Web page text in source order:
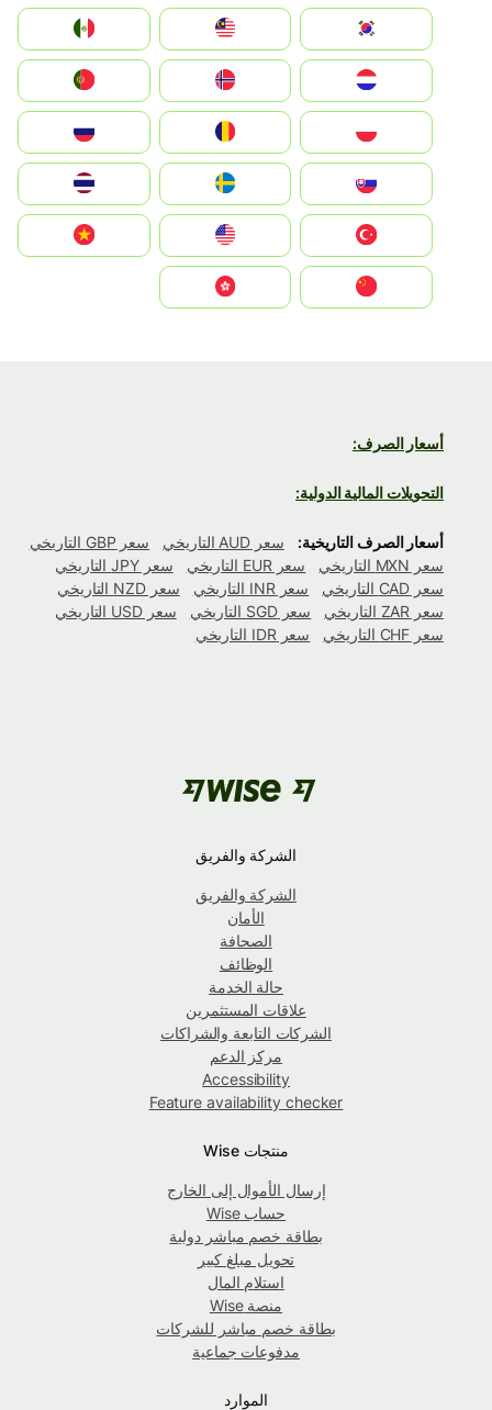
South Korea
Nederland
Portugal
România
Slovensko
United States
Vietnam
أسعار الصرف:
التحويلات المالية الدولية:
أسعار الصرف التاريخية: سعر AUD التاريخي
سعر GBP التاريخي
سعر MXN التاريخي
سعر EUR التاريخي
سعر JPY التاريخي
سعر CAD التاريخي
سعر INR التاريخي
سعر NZD التاريخي
سعر ZAR التاريخي
سعر SGD التاريخي
سعر USD التاريخي
سعر CHF التاريخي
سعر IDR التاريخي
الشركة والفريق
الشركة والفريق
الأمان
الصحافة
الوظائف
حالة الخدمة
علاقات المستثمرين
الشركات التابعة والشراكات
مركز الدعم
Accessibility
Feature availability checker
منتجات Wise
إرسال الأموال إلى الخارج
حساب Wise
بطاقة خصم مباشر دولية
تحويل مبلغ كبير
استلام المال
منصة Wise
بطاقة خصم مباشر للشركات
مدفوعات جماعية
الموارد